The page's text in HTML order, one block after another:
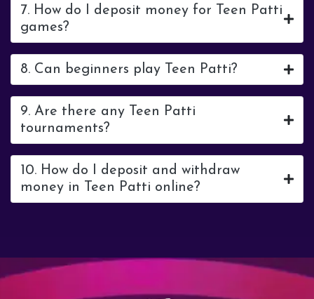
7. How do I deposit money for Teen Patti
games?
8. Can beginners play Teen Patti?
9. Are there any Teen Patti
tournaments?
10. How do I deposit and withdraw
money in Teen Patti online?